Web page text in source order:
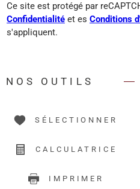
Ce site est protégé par
Confidentialité et es Conditions
s'appliquent.
NOS OUTILS
SÉLECTIONNER
CALCULATRICE
IMPRIMER